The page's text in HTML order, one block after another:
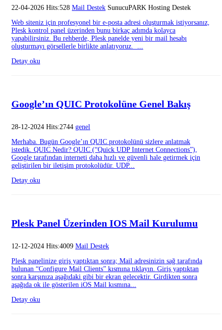
22-04-2026 Hits:528 Mail Destek SunucuPARK Hosting Destek
Web siteniz için profesyonel bir e-posta adresi oluşturmak istiyorsanız,
Plesk kontrol panel üzerinden bunu birkaç adımda kolayca
yapabilirsiniz. Bu rehberde, Plesk panelde yeni bir mail hesabı
oluşturmayı görsellerle birlikte anlatıyoruz. ...
Detay oku
Google’ın QUIC Protokolüne Genel Bakış
28-12-2024 Hits:2744 genel
Merhaba. Bugün Google’ın QUIC protokolünü sizlere anlatmak
istedik. QUIC Nedir? QUIC (“Quick UDP Internet Connections”),
Google tarafından interneti daha hızlı ve güvenli hale getirmek için
geliştirilen bir iletişim protokolüdür. UDP...
Detay oku
Plesk Panel Üzerinden IOS Mail Kurulumu
12-12-2024 Hits:4009 Mail Destek
Plesk panelinize giriş yaptıktan sonra; Mail adresinizin sağ tarafında
bulunan “Configure Mail Clients” kısmına tıklayın. Giriş yaptıktan
sonra karşınıza aşağıdaki gibi bir ekran gelecektir. Girdikten sonra
aşağıda ok ile gösterilen iOS Mail kısmına...
Detay oku